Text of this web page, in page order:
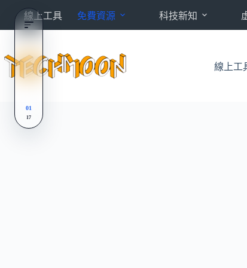
內
線上工具 免費資源 科技新知
線上工
01
17